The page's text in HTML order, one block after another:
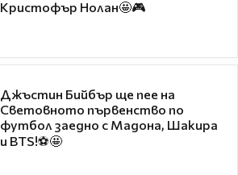
Кристофър Нолан🤩🎮
Джъстин Бийбър ще пее на
Световното първенство по
футбол заедно с Мадона, Шакира
и BTS!⚽🤩